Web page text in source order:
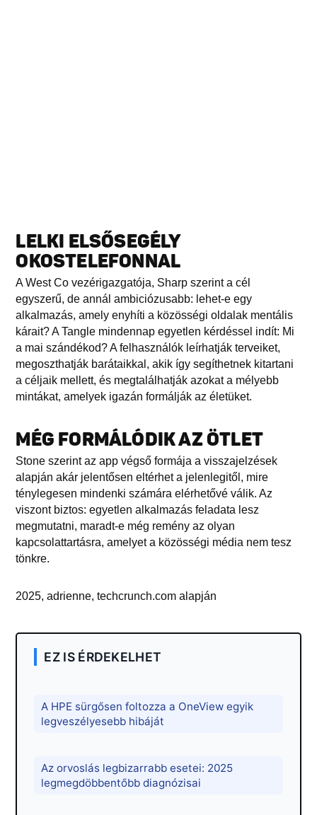
LELKI ELSŐSEGÉLY
OKOSTELEFONNAL
A West Co vezérigazgatója, Sharp szerint a cél
egyszerű, de annál ambiciózusabb: lehet-e egy
alkalmazás, amely enyhíti a közösségi oldalak mentális
kárait? A Tangle mindennap egyetlen kérdéssel indít: Mi
a mai szándékod? A felhasználók leírhatják terveiket,
megoszthatják barátaikkal, akik így segíthetnek kitartani
a céljaik mellett, és megtalálhatják azokat a mélyebb
mintákat, amelyek igazán formálják az életüket.
MÉG FORMÁLÓDIK AZ ÖTLET
Stone szerint az app végső formája a visszajelzések
alapján akár jelentősen eltérhet a jelenlegitől, mire
ténylegesen mindenki számára elérhetővé válik. Az
viszont biztos: egyetlen alkalmazás feladata lesz
megmutatni, maradt-e még remény az olyan
kapcsolattartásra, amelyet a közösségi média nem tesz
tönkre.
2025, adrienne, techcrunch.com alapján
EZ IS ÉRDEKELHET
A HPE sürgősen foltozza a OneView egyik
legveszélyesebb hibáját
Az orvoslás legbizarrabb esetei: 2025
legmegdöbbentőbb diagnózisai